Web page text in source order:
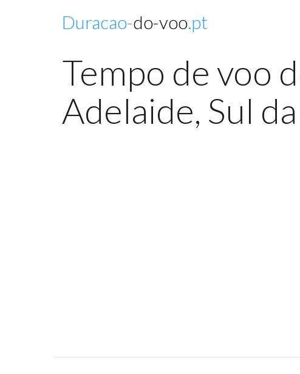
Duracao-do-voo.pt
Tempo de voo
Adelaide, Sul